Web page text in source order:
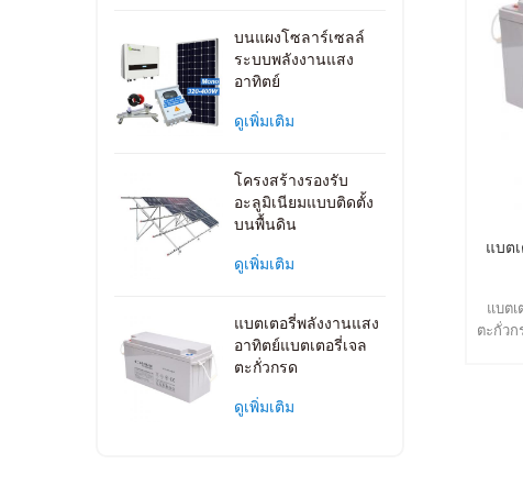
บนแผงโซลาร์เซลล์
ระบบพลังงานแสง
อาทิตย์
ดูเพิ่มเติม
โครงสร้างรองรับ
อะลูมิเนียมแบบติดตั้ง
บนพื้นดิน
ดูเพิ่มเติม
แบตเตอรี่พลังงานแสง
อาทิตย์แบตเตอรี่เจล
ตะกั่วกรด
ดูเพิ่มเติม
แบต
แบต
ตะกั่วก
รั่ว